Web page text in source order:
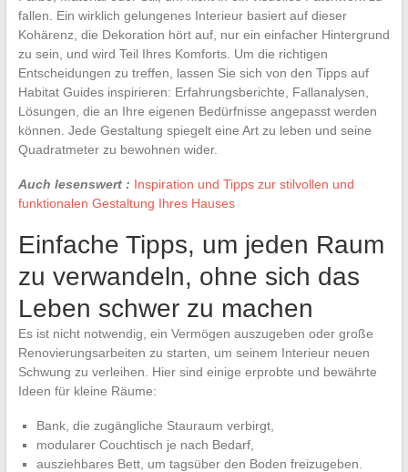
fallen. Ein wirklich gelungenes Interieur basiert auf dieser
Kohärenz, die Dekoration hört auf, nur ein einfacher Hintergrund
zu sein, und wird Teil Ihres Komforts. Um die richtigen
Entscheidungen zu treffen, lassen Sie sich von den Tipps auf
Habitat Guides inspirieren: Erfahrungsberichte, Fallanalysen,
Lösungen, die an Ihre eigenen Bedürfnisse angepasst werden
können. Jede Gestaltung spiegelt eine Art zu leben und seine
Quadratmeter zu bewohnen wider.
Auch lesenswert : Inspiration und Tipps zur stilvollen und
funktionalen Gestaltung Ihres Hauses
Einfache Tipps, um jeden Raum
zu verwandeln, ohne sich das
Leben schwer zu machen
Es ist nicht notwendig, ein Vermögen auszugeben oder große
Renovierungsarbeiten zu starten, um seinem Interieur neuen
Schwung zu verleihen. Hier sind einige erprobte und bewährte
Ideen für kleine Räume:
Bank, die zugängliche Stauraum verbirgt,
modularer Couchtisch je nach Bedarf,
ausziehbares Bett, um tagsüber den Boden freizugeben.